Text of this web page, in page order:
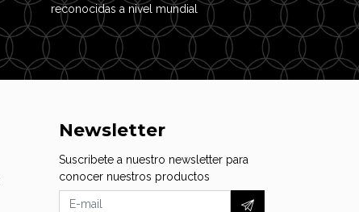
reconocidas a nivel mundial
Newsletter
Suscribete a nuestro newsletter para
conocer nuestros productos